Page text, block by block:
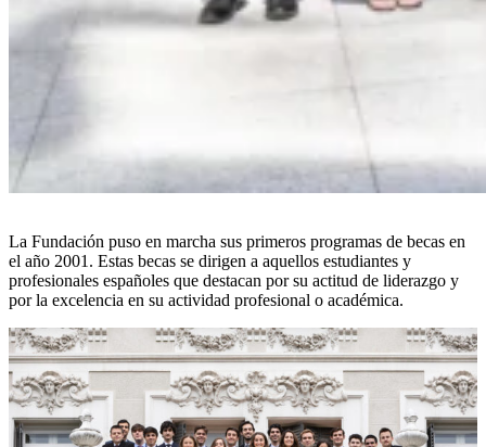
La Fundación puso en marcha sus primeros programas de becas en
el año 2001. Estas becas se dirigen a aquellos estudiantes y
profesionales españoles que destacan por su actitud de liderazgo y
por la excelencia en su actividad profesional o académica.